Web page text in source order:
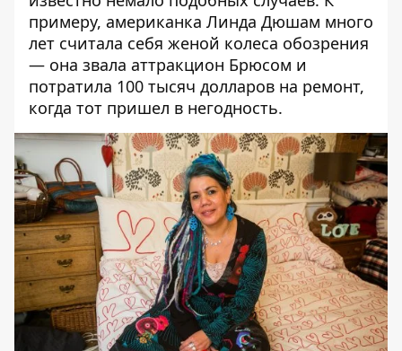
примеру, американка Линда Дюшам много
лет считала себя женой колеса обозрения
— она звала аттракцион Брюсом и
потратила 100 тысяч долларов на ремонт,
когда тот пришел в негодность.